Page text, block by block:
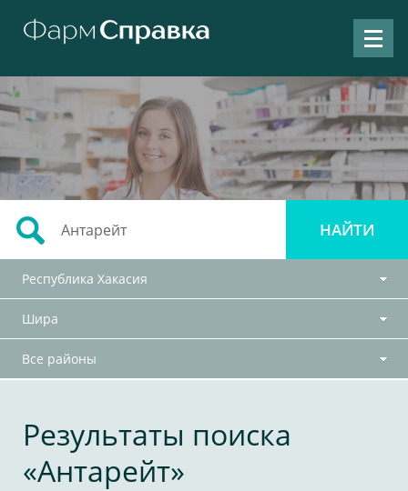
Республика Хакасия
Шира
Все районы
Результаты поиска
«Антарейт»